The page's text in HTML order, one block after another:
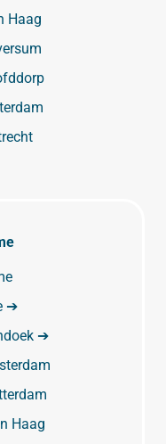
Haag
➔
➔
Haag